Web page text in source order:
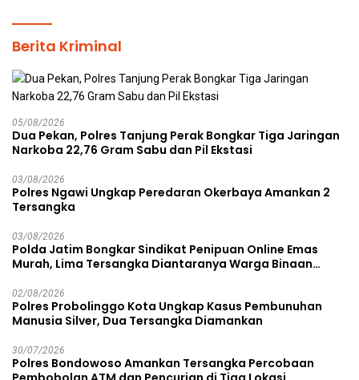
Berita Kriminal
05/08/2026
Dua Pekan, Polres Tanjung Perak Bongkar Tiga Jaringan
Narkoba 22,76 Gram Sabu dan Pil Ekstasi
03/08/2026
Polres Ngawi Ungkap Peredaran Okerbaya Amankan 2
Tersangka
03/08/2026
Polda Jatim Bongkar Sindikat Penipuan Online Emas
Murah, Lima Tersangka Diantaranya Warga Binaan
02/08/2026
Polres Probolinggo Kota Ungkap Kasus Pembunuhan
Manusia Silver, Dua Tersangka Diamankan
30/07/2026
Polres Bondowoso Amankan Tersangka Percobaan